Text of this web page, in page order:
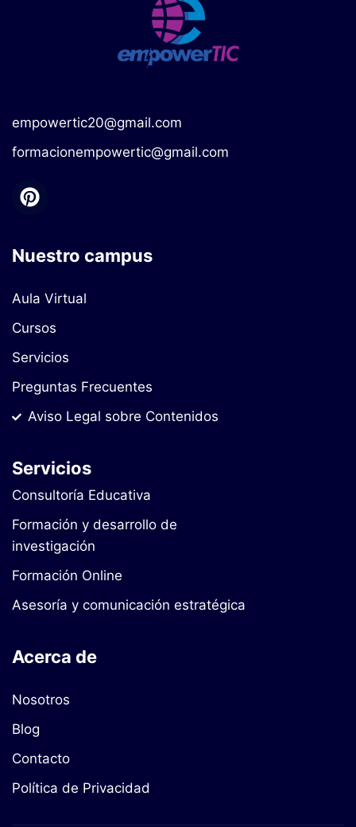
empowertic20@gmail.com
formacionempowertic@gmail.com
Nuestro campus
Aula Virtual
Cursos
Servicios
Preguntas Frecuentes
Aviso Legal sobre Contenidos
Servicios
Consultoría Educativa
Formación y desarrollo de
investigación
Formación Online
Asesoría y comunicación estratégica
Acerca de
Nosotros
Blog
Contacto
Política de Privacidad